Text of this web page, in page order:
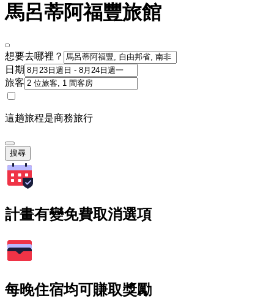
馬呂蒂阿福豐旅館
想要去哪裡？
日期
旅客
這趟旅程是商務旅行
搜尋
計畫有變免費取消選項
每晚住宿均可賺取獎勵